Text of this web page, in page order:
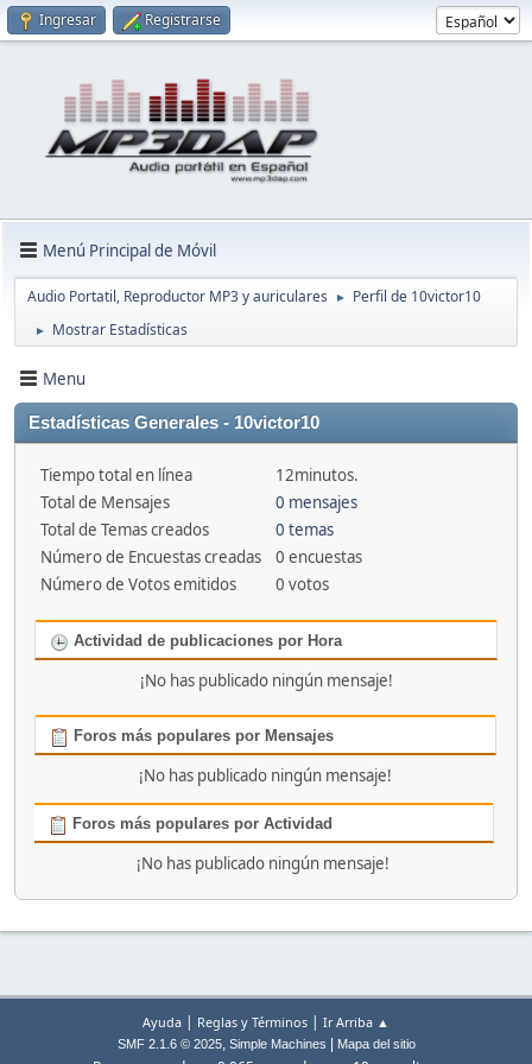
Ingresar Registrarse
Menú Principal de Móvil
Audio Portatil, Reproductor MP3 y auriculares ► Perfil de 10victor10
► Mostrar Estadísticas
Menu
Estadísticas Generales - 10victor10
Tiempo total en línea
12minutos.
Total de Mensajes
0 mensajes
Total de Temas creados
0 temas
Número de Encuestas creadas
0 encuestas
Número de Votos emitidos
0 votos
Actividad de publicaciones por Hora
¡No has publicado ningún mensaje!
Foros más populares por Mensajes
¡No has publicado ningún mensaje!
Foros más populares por Actividad
¡No has publicado ningún mensaje!
Ayuda Reglas y Términos Ir Arriba ▲
SMF 2.1.6 © 2025, Simple Machines Mapa del sitio